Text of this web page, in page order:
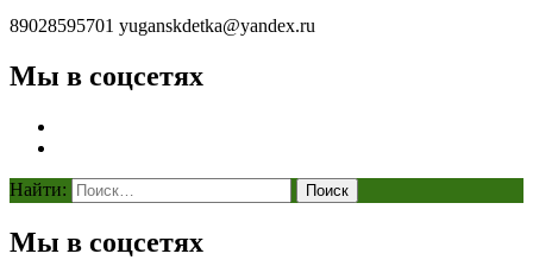
89028595701 yuganskdetka@yandex.ru
Мы в соцсетях
Найти:
Мы в соцсетях